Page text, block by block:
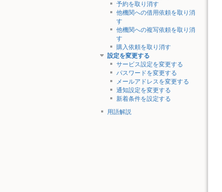
予約を取り消す
他機関への借用依頼を取り消
す
他機関への複写依頼を取り消
す
購入依頼を取り消す
設定を変更する
サービス設定を変更する
パスワードを変更する
メールアドレスを変更する
通知設定を変更する
新着条件を設定する
用語解説